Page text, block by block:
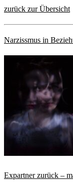
zurück zur Übersicht
Narzissmus in
Expartner zurück –